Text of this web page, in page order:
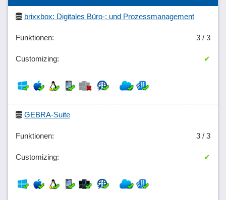
brixxbox: Digitales Büro-; und Prozessmanagement
3 / 3
✔
GEBRA-Suite
3 / 3
✔